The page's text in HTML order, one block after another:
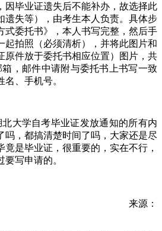
毕业证遗失后不能补办，故选择此
遗失等），由考生本人负责。具体步
式委托书》，本人书写完整，然后手
起拍照（必须清析），并将此图片和
原件放于委托书相应位置）图片，共
，邮件中请附与委托书上书写一致
、手机号。
大学自考毕业证发放通知的所有内
吗，都搞清楚时间了吗，大家还是尽
是毕业证，很重要的，实在不行，
写申请的。
来源：